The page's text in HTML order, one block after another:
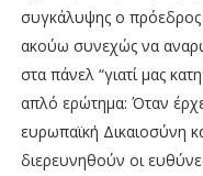
συγκάλυψης ο
ακούω συνεχώς να
στα πάνελ “γιατί μας
απλό ερώτημα: Όταν
ευρωπαϊκή Δικαιοσύνη
διερευνηθούν οι